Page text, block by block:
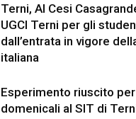
Terni, Al Cesi
UGCI Terni per gli
dall’entrata in vigore
italiana
Esperimento riuscito
domenicali al SIT di